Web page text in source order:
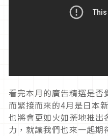
看完本月的廣告精選是否
而緊接而來的4月是日本
也將會更如火如荼地推出
力，就讓我們也來一起期